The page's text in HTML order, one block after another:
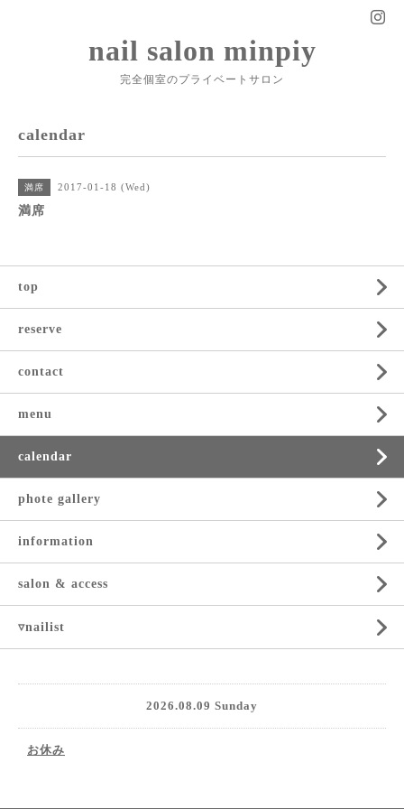
nail salon minpiy
完全個室のプライベートサロン
calendar
満席 2017-01-18 (Wed)
満席
top
reserve
contact
menu
calendar
phote gallery
information
salon & access
▿nailist
2026.08.09 Sunday
お休み